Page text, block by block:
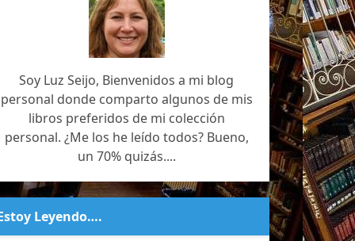
Soy Luz Seijo, Bienvenidos a mi blog
personal donde comparto algunos de mis
libros preferidos de mi colección
personal. ¿Me los he leído todos? Bueno,
un 70% quizás....
Leyendo….